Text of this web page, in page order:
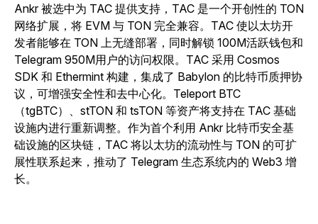
Ankr 被选中为 TAC 提供支持，TAC 是一个开创性的 TON
网络扩展，将 EVM 与 TON 完全兼容。 TAC 使以太坊开
发者能够在 TON 上无缝部署，同时解锁 100M活跃钱包和
Telegram 950M用户的访问权限。TAC 采用 Cosmos
SDK 和 Ethermint 构建，集成了 Babylon 的比特币质押协
议，可增强安全性和去中心化。Teleport BTC
（tgBTC）、stTON 和 tsTON 等资产将支持在 TAC 基础
设施内进行重新调整。作为首个利用 Ankr 比特币安全基
础设施的区块链，TAC 将以太坊的流动性与 TON 的可扩
展性联系起来，推动了 Telegram 生态系统内的 Web3 增
长。